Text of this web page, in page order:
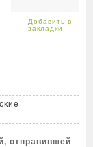
отправившей